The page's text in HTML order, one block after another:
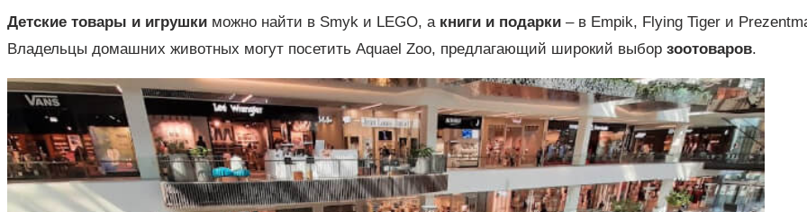
Детские товары и игрушки можно найти в Smyk и LEGO, а книги и подарки – в Empik, Flying Tiger и
Владельцы домашних животных могут посетить Aquael Zoo, предлагающий широкий выбор зоотоваров.